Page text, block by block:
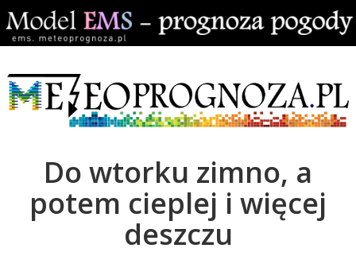
Do wtorku zimno, a
potem cieplej i więcej
deszczu